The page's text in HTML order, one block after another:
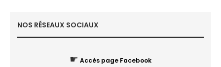
NOS RÉSEAUX SOCIAUX
☛ Accès page Facebook